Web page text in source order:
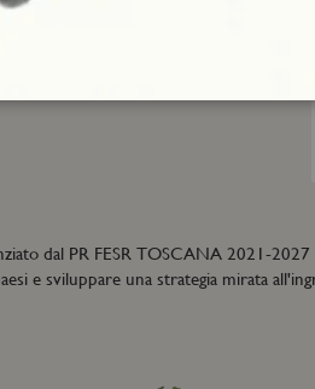
di vendita
dal PR FESR TOSCANA 2021-2027
e sviluppare una strategia mirata